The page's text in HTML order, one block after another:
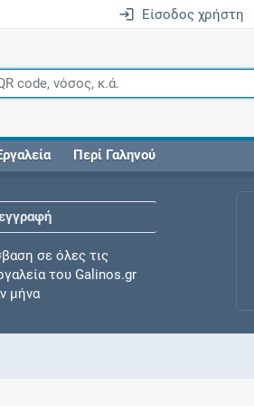
Είσοδος χρήστη
Περί Γαληνού
σε όλες τις
του Galinos.gr
μήνα